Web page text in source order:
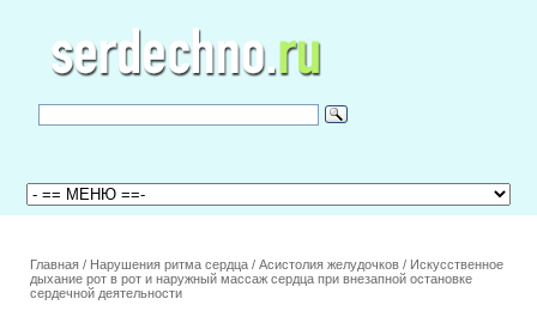
Главная / Нарушения ритма сердца / Асистолия желудочков / Искусственное
дыхание рот в рот и наружный массаж сердца при внезапной остановке
сердечной деятельности